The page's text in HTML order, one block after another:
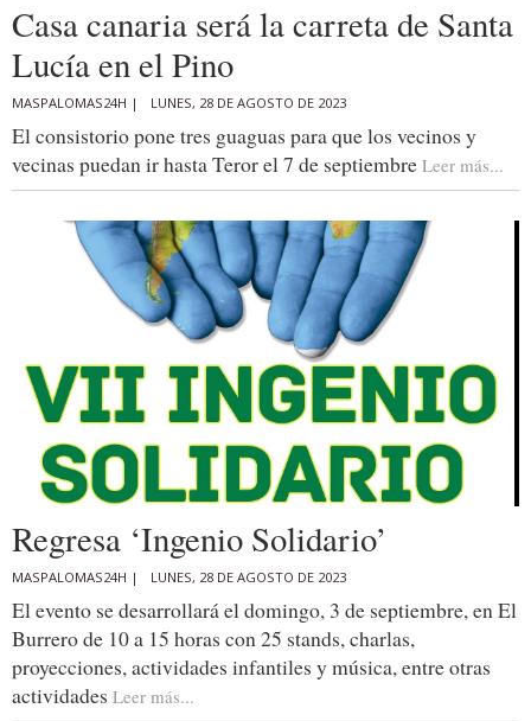
Casa canaria será la carreta de Santa
Lucía en el Pino
MASPALOMAS24H | LUNES, 28 DE AGOSTO DE 2023
El consistorio pone tres guaguas para que los vecinos y
vecinas puedan ir hasta Teror el 7 de septiembre Leer más...
Regresa ‘Ingenio Solidario’
MASPALOMAS24H | LUNES, 28 DE AGOSTO DE 2023
El evento se desarrollará el domingo, 3 de septiembre, en El
Burrero de 10 a 15 horas con 25 stands, charlas,
proyecciones, actividades infantiles y música, entre otras
actividades Leer más...